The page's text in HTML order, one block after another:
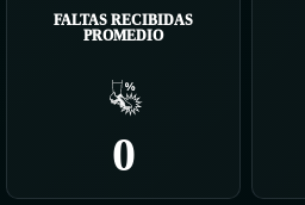
FALTAS RECIBIDAS
PROMEDIO
0